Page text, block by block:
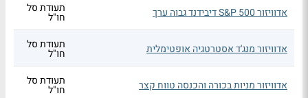
אדוויזור S&P 500 דיבידנד גבוה ערך תעודת סל
חו"ל
אדוויזור מנג'ד אסטרטגיה אופטימלית תעודת סל
חו"ל
אדוויזור מניות בכורה והכנסה טווח קצר תעודת סל
חו"ל